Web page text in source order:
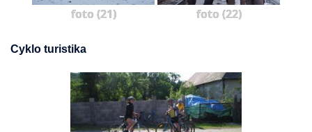
foto (21) foto (22)
Cyklo turistika